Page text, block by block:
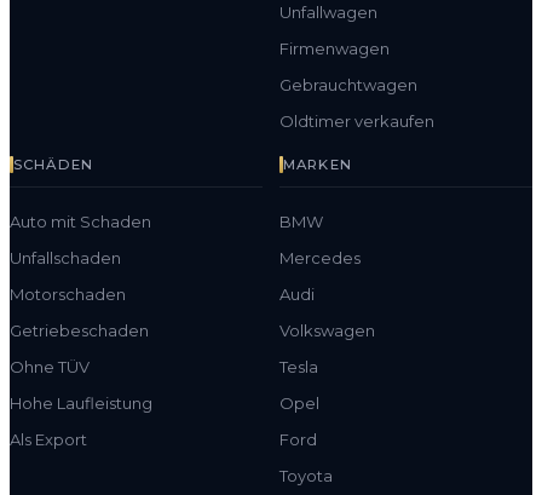
Unfallwagen
Firmenwagen
Gebrauchtwagen
Oldtimer verkaufen
SCHÄDEN
Auto mit Schaden
Unfallschaden
Motorschaden
Getriebeschaden
Ohne TÜV
Hohe Laufleistung
Als Export
MARKEN
BMW
Mercedes
Audi
Volkswagen
Tesla
Opel
Ford
Toyota